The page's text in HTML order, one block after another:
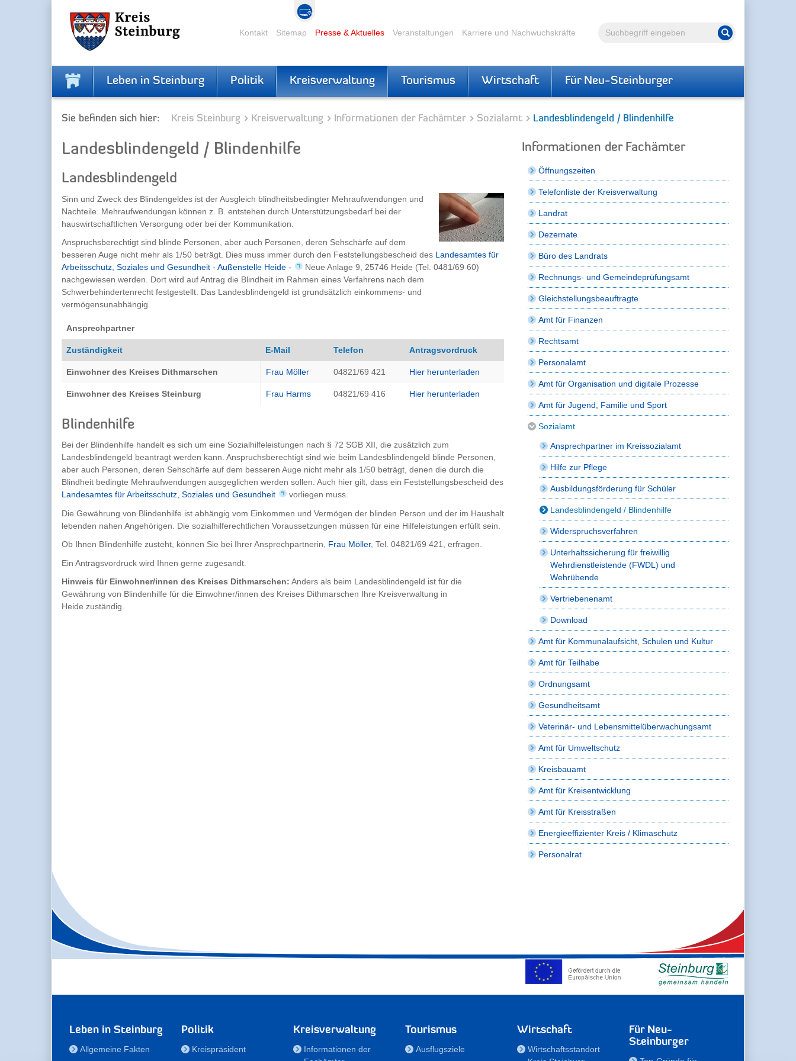
Volltextsuche Suche starten
Kontakt Sitemap Presse & Aktuelles Veranstaltungen Karriere und Nachwuchskräfte
Leben in Steinburg Politik Kreisverwaltung Tourismus Wirtschaft Für Neu-Steinburger
Sie befinden sich hier: Kreis Steinburg Kreisverwaltung Informationen der Fachämter Sozialamt Landesblindengeld / Blindenhilfe
Landesblindengeld / Blindenhilfe
Landesblindengeld
Sinn und Zweck des Blindengeldes ist der Ausgleich blindheitsbedingter Mehraufwendungen und
Nachteile. Mehraufwendungen können z. B. entstehen durch Unterstützungsbedarf bei der
hauswirtschaftlichen Versorgung oder bei der Kommunikation.
Anspruchsberechtigt sind blinde Personen, aber auch Personen, deren Sehschärfe auf dem
besseren Auge nicht mehr als 1/50 beträgt. Dies muss immer durch den Feststellungsbescheid des Landesamtes für
Arbeitsschutz, Soziales und Gesundheit - Außenstelle Heide -
Neue Anlage 9, 25746 Heide (Tel. 0481/69 60)
nachgewiesen werden. Dort wird auf Antrag die Blindheit im Rahmen eines Verfahrens nach dem
Schwerbehindertenrecht festgestellt. Das Landesblindengeld ist grundsätzlich einkommens- und
vermögensunabhängig.
Ansprechpartner
Zuständigkeit E-Mail Telefon Antragsvordruck
Einwohner des Kreises Dithmarschen Frau Möller 04821/69 421 Hier herunterladen
Einwohner des Kreises Steinburg Frau Harms 04821/69 416 Hier herunterladen
Blindenhilfe
Bei der Blindenhilfe handelt es sich um eine Sozialhilfeleistungen nach § 72 SGB XII, die zusätzlich zum
Landesblindengeld beantragt werden kann. Anspruchsberechtigt sind wie beim Landesblindengeld blinde Personen,
aber auch Personen, deren Sehschärfe auf dem besseren Auge nicht mehr als 1/50 beträgt, denen die durch die
Blindheit bedingte Mehraufwendungen ausgeglichen werden sollen. Auch hier gilt, dass ein Feststellungsbescheid des
Landesamtes für Arbeitsschutz, Soziales und Gesundheit
vorliegen muss.
Die Gewährung von Blindenhilfe ist abhängig vom Einkommen und Vermögen der blinden Person und der im Haushalt
lebenden nahen Angehörigen. Die sozialhilferechtlichen Voraussetzungen müssen für eine Hilfeleistungen erfüllt sein.
Ob Ihnen Blindenhilfe zusteht, können Sie bei Ihrer Ansprechpartnerin, Frau Möller, Tel. 04821/69 421, erfragen.
Ein Antragsvordruck wird Ihnen gerne zugesandt.
Hinweis für Einwohner/innen des Kreises Dithmarschen: Anders als beim Landesblindengeld ist für die
Gewährung von Blindenhilfe für die Einwohner/innen des Kreises Dithmarschen Ihre Kreisverwaltung in
Heide zuständig.
Informationen der Fachämter
Öffnungszeiten
Telefonliste der Kreisverwaltung
Landrat
Dezernate
Büro des Landrats
Rechnungs- und Gemeindeprüfungsamt
Gleichstellungsbeauftragte
Amt für Finanzen
Rechtsamt
Personalamt
Amt für Organisation und digitale Prozesse
Amt für Jugend, Familie und Sport
Sozialamt
Ansprechpartner im Kreissozialamt
Hilfe zur Pflege
Ausbildungsförderung für Schüler
Landesblindengeld / Blindenhilfe
Widerspruchsverfahren
Unterhaltssicherung für freiwillig
Wehrdienstleistende (FWDL) und
Wehrübende
Vertriebenenamt
Download
Amt für Kommunalaufsicht, Schulen und Kultur
Amt für Teilhabe
Ordnungsamt
Gesundheitsamt
Veterinär- und Lebensmittelüberwachungsamt
Amt für Umweltschutz
Kreisbauamt
Amt für Kreisentwicklung
Amt für Kreisstraßen
Energieeffizienter Kreis / Klimaschutz
Personalrat
Leben in Steinburg
Allgemeine Fakten
Politik
Kreispräsident
Kreisverwaltung
Informationen der
Tourismus
Ausflugsziele
Wirtschaft
Wirtschaftsstandort
Für Neu-
Steinburger